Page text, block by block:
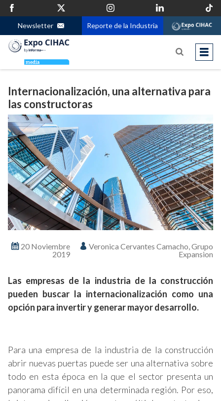
Newsletter Reporte de la Industria
Internacionalización, una alternativa para
las constructoras
20 Noviembre
2019
Veronica Cervantes Camacho, Grupo
Expansion
Las empresas de la industria de la construcción
pueden buscar la internacionalización como una
opción para invertir y generar mayor desarrollo.
Para una empresa de la industria de la construcción
abrir nuevas puertas puede ser una alternativa sobre
todo en esta época en la que el sector presenta un
panorama difícil en una determinada región. Por eso,